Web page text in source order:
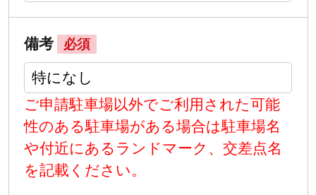
備考 必須
ご申請駐車場以外でご利用された可能
性のある駐車場がある場合は駐車場名
や付近にあるランドマーク、交差点名
を記載ください。